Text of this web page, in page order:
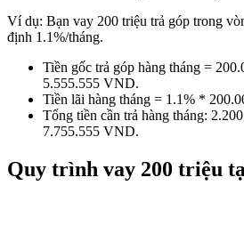
Ví dụ: Bạn vay 200 triệu trả góp trong
định 1.1%/tháng.
Tiền gốc trả góp hàng tháng =
5.555.555 VND.
Tiền lãi hàng tháng = 1.1% *
Tổng tiền cần trả hàng tháng:
7.755.555 VND.
Quy trình vay 200 triệu